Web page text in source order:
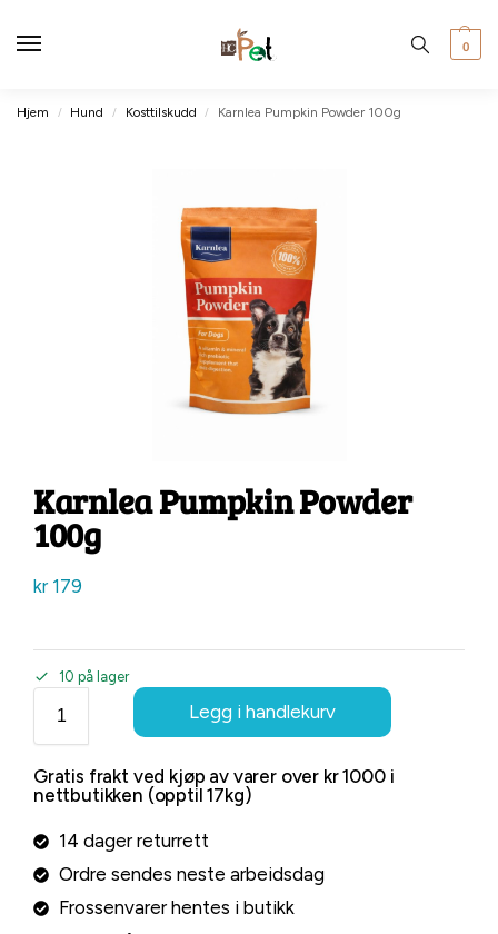
0
Hjem / Hund / Kosttilskudd / Karnlea Pumpkin Powder 100g
Karnlea Pumpkin Powder
100g
kr179
10 på lager
Legg i handlekurv
Gratis frakt ved kjøp av varer over kr 1000 i
nettbutikken (opptil 17kg)
14 dager returrett
Ordre sendes neste arbeidsdag
Frossenvarer hentes i butikk